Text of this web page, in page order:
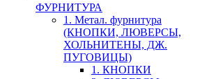
ФУРНИТУРА
1. Метал. фурнитура
(КНОПКИ, ЛЮВЕРСЫ,
ХОЛЬНИТЕНЫ, ДЖ.
ПУГОВИЦЫ)
1. КНОПКИ